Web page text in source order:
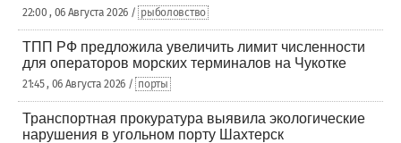
22:00 , 06 Августа 2026 / рыболовство
ТПП РФ предложила увеличить лимит численности
для операторов морских терминалов на Чукотке
21:45 , 06 Августа 2026 / порты
Транспортная прокуратура выявила экологические
нарушения в угольном порту Шахтерск